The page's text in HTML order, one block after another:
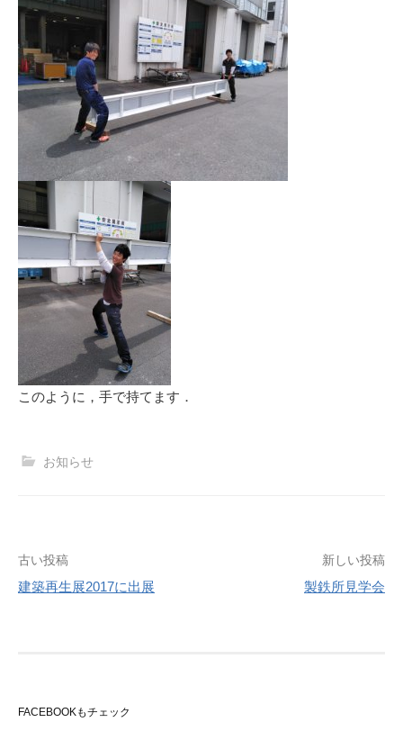
このように，手で持てます．
お知らせ
投
稿
ゲ
古い投稿
建築再生展2017に出展
新しい投稿
製鉄所見学会
FACEBOOKもチェック